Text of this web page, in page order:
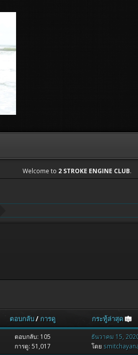
Welcome to 2 STROKE ENGINE CLUB.
ตอบกลับ/ การดู
กระทู้ล่าสุด
ตอบกลับ: 105
การดู: 51,017
ธันวาคม 15,
โดย